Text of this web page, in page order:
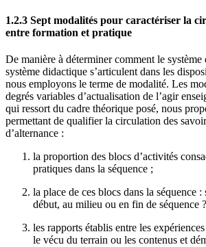
1.2.3 Sept modalités pour caractériser la
entre formation et pratique
De manière à déterminer comment le
système didactique s’articulent dans les
nous employons le terme de modalité. Les
degrés variables d’actualisation de l’agir
qui ressort du cadre théorique posé, nous
permettant de qualifier la circulation des
d’alternance :
la proportion des blocs d’activités
pratiques dans la séquence ;
la place de ces blocs dans la séquence
début, au milieu ou en fin de séquence
les rapports établis entre les
le vécu du terrain ou les contenus et